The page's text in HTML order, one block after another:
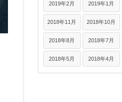
2019年2月 2019年1月
2018年11月 2018年10月
2018年8月 2018年7月
2018年5月 2018年4月